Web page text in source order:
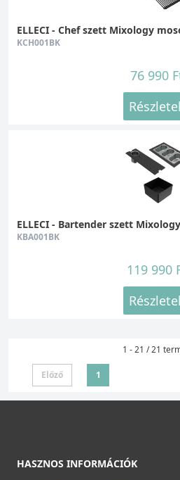
ELLECI - Chef szett Mixology
KCH001BK
76 990
ELLECI - Bartender szett
KBA001BK
119 990
1 - 21 / 21
Előző 1
HASZNOS INFORMÁCIÓK